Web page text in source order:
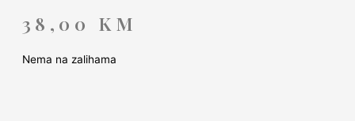
38,00 KM
Nema na zalihama